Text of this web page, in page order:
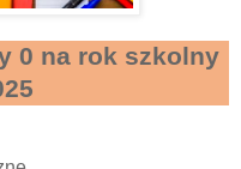
0 na rok szkolny